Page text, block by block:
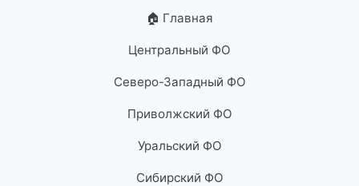
🏠 Главная
Центральный ФО
Северо-Западный ФО
Приволжский ФО
Уральский ФО
Сибирский ФО